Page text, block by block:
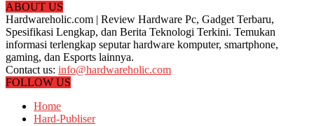
ABOUT US
Hardwareholic.com | Review Hardware Pc, Gadget Terbaru,
Spesifikasi Lengkap, dan Berita Teknologi Terkini. Temukan
informasi terlengkap seputar hardware komputer, smartphone,
gaming, dan Esports lainnya.
Contact us: info@hardwareholic.com
FOLLOW US
Home
Hard-Publiser